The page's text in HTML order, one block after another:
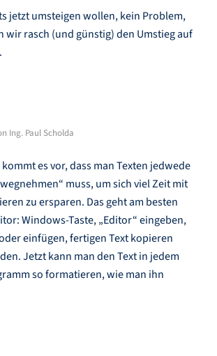
jetzt umsteigen wollen, kein Problem,
wir rasch (und günstig) den Umstieg auf
Ing. Paul Scholda
es vor, dass man Texten jedwede
muss, um sich viel Zeit mit
zu ersparen. Das geht am besten
Windows-Taste, „Editor“ eingeben,
einfügen, fertigen Text kopieren
Jetzt kann man den Text in jedem
so formatieren, wie man ihn